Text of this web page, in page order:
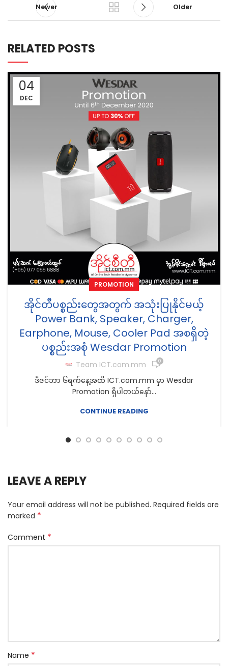
Newer Older
RELATED POSTS
04
DEC
PROMOTION
အိုင်တီပစ္စည်းတွေအတွက် အသုံးပြုနိုင်မယ့်
Power Bank, Speaker, Charger,
Earphone, Mouse, Cooler Pad အစရှိတဲ့
ပစ္စည်းအစုံ Wesdar Promotion
Team ICT.com.mm 0
ဒီဇင်ဘာ ၆ရက်နေ့အထိ ICT.com.mm မှာ Wesdar
Promotion ရှိပါတယ်နော်...
CONTINUE READING
LEAVE A REPLY
Your email address will not be published. Required fields are
marked *
Comment *
Name *